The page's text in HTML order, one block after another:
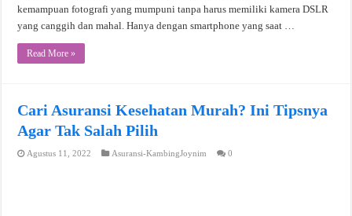
kemampuan fotografi yang mumpuni tanpa harus memiliki kamera DSLR
yang canggih dan mahal. Hanya dengan smartphone yang saat …
Read More »
Cari Asuransi Kesehatan Murah? Ini Tipsnya
Agar Tak Salah Pilih
Agustus 11, 2022 Asuransi-KambingJoynim 0